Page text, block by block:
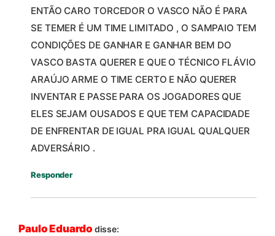
ENTÃO CARO TORCEDOR O VASCO NÃO É PARA
SE TEMER É UM TIME LIMITADO , O SAMPAIO TEM
CONDIÇÕES DE GANHAR E GANHAR BEM DO
VASCO BASTA QUERER E QUE O TÉCNICO FLÁVIO
ARAÚJO ARME O TIME CERTO E NÃO QUERER
INVENTAR E PASSE PARA OS JOGADORES QUE
ELES SEJAM OUSADOS E QUE TEM CAPACIDADE
DE ENFRENTAR DE IGUAL PRA IGUAL QUALQUER
ADVERSÁRIO .
Responder
Paulo Eduardo disse: